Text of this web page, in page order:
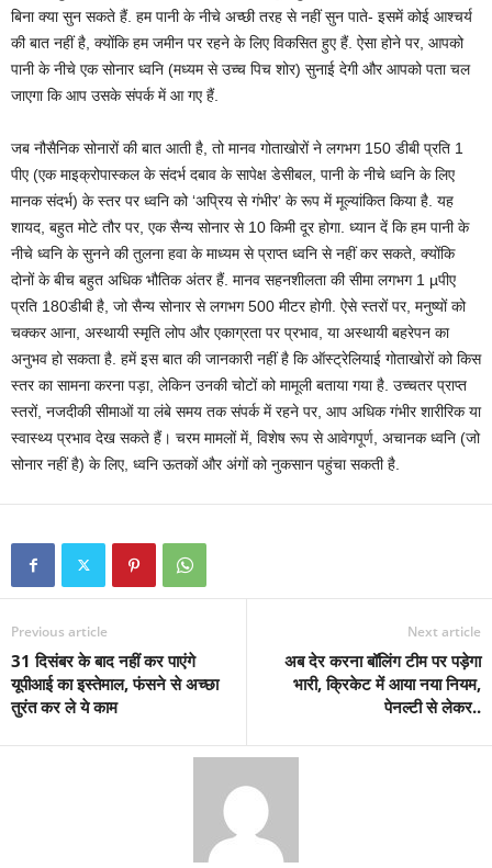
बिना क्या सुन सकते हैं. हम पानी के नीचे अच्छी तरह से नहीं सुन पाते- इसमें कोई आश्चर्य
की बात नहीं है, क्योंकि हम जमीन पर रहने के लिए विकसित हुए हैं. ऐसा होने पर, आपको
पानी के नीचे एक सोनार ध्वनि (मध्यम से उच्च पिच शोर) सुनाई देगी और आपको पता चल
जाएगा कि आप उसके संपर्क में आ गए हैं.
जब नौसैनिक सोनारों की बात आती है, तो मानव गोताखोरों ने लगभग 150 डीबी प्रति 1
पीए (एक माइक्रोपास्कल के संदर्भ दबाव के सापेक्ष डेसीबल, पानी के नीचे ध्वनि के लिए
मानक संदर्भ) के स्तर पर ध्वनि को ‘अप्रिय से गंभीर’ के रूप में मूल्यांकित किया है. यह
शायद, बहुत मोटे तौर पर, एक सैन्य सोनार से 10 किमी दूर होगा. ध्यान दें कि हम पानी के
नीचे ध्वनि के सुनने की तुलना हवा के माध्यम से प्राप्त ध्वनि से नहीं कर सकते, क्योंकि
दोनों के बीच बहुत अधिक भौतिक अंतर हैं. मानव सहनशीलता की सीमा लगभग 1 µपीए
प्रति 180डीबी है, जो सैन्य सोनार से लगभग 500 मीटर होगी. ऐसे स्तरों पर, मनुष्यों को
चक्कर आना, अस्थायी स्मृति लोप और एकाग्रता पर प्रभाव, या अस्थायी बहरेपन का
अनुभव हो सकता है. हमें इस बात की जानकारी नहीं है कि ऑस्ट्रेलियाई गोताखोरों को किस
स्तर का सामना करना पड़ा, लेकिन उनकी चोटों को मामूली बताया गया है. उच्चतर प्राप्त
स्तरों, नजदीकी सीमाओं या लंबे समय तक संपर्क में रहने पर, आप अधिक गंभीर शारीरिक या
स्वास्थ्य प्रभाव देख सकते हैं। चरम मामलों में, विशेष रूप से आवेगपूर्ण, अचानक ध्वनि (जो
सोनार नहीं है) के लिए, ध्वनि ऊतकों और अंगों को नुकसान पहुंचा सकती है.
Previous article
31 दिसंबर के बाद नहीं कर पाएंगे
यूपीआई का इस्तेमाल, फंसने से अच्छा
तुरंत कर ले ये काम
Next article
अब देर करना बॉलिंग टीम पर पड़ेगा
भारी, क्रिकेट में आया नया नियम,
पेनल्टी से लेकर..